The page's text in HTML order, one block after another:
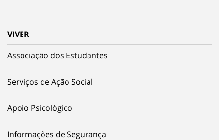
VIVER
Associação dos Estudantes
Serviços de Ação Social
Apoio Psicológico
Informações de Segurança